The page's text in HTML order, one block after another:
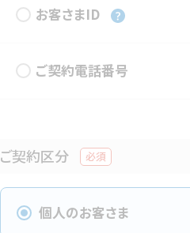
お客さまID
ご契約電話番号
ご契約区分 必須
個人のお客さま